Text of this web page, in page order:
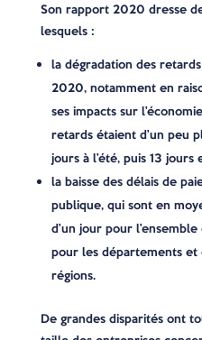
Son rapport 2020 dresse
lesquels :
la dégradation des
2020, notamment en
ses impacts sur
retards étaient d’un peu
jours à l’été, puis 13 jours
la baisse des délais de
publique, qui sont en
d’un jour pour
pour les départements et
régions.
De grandes disparités ont